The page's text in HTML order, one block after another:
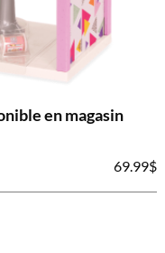
en magasin
69.99$